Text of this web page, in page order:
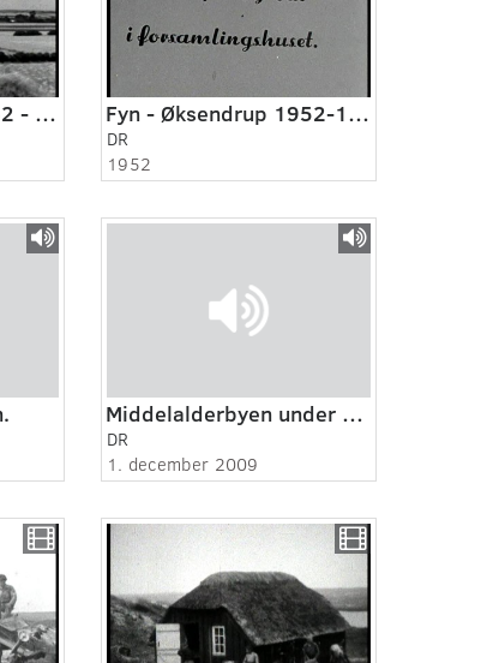
Fyn - Øksendrup 1952 - 1953 Fyn - Øksendrup 1952-1953
DR
1952
Middelalderbyen under København
DR
1. december 2009